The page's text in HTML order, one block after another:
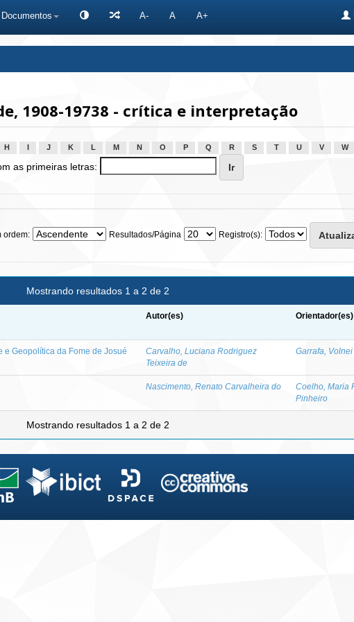
Documentos A- A A+
1908-19738 - crítica e interpretação
H J K L M N O P Q R S T U V W
as primeiras letras:
ordem: Resultados/Página Registro(s):
Mostrando resultados 1 a 2 de 2
Autor(es) Orientador(es)
e Geopolítica da Fome de Josué
Carvalho, Luciana Rodriguez
Teixeira de
Garrafa, Volnei
Nascimento, Renato Carvalheira do
Coelho, Maria
Pinheiro
Mostrando resultados 1 a 2 de 2